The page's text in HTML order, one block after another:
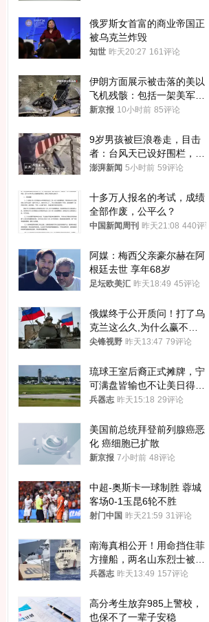
俄罗斯女首富的商业帝国正
被乌克兰炸毁
知世 昨天20:27 161评论
伊朗方面展示被击落的美以
飞机残骸：包括一架美军F-
15战斗机残骸以及多架无人
新京报 10小时前 85评论
9岁男孩被巨浪卷走，目击
者：台风天已设好围栏，一
家四口翻入时保安曾喊话劝
澎湃新闻 5小时前 59评论
十多万人报名的考试，成绩
全部作废，公平么？
中国新闻周刊 昨天21:08 440评论
阿媒：梅西父亲豪尔赫在阿
根廷去世 享年68岁
足坛欧美汇 昨天18:49 45评论
俄媒终于公开质问！打了乌
克兰这么久,为什么赢不了?
答案令人沉默
尖锋视野 昨天13:47 79评论
琉球王室后裔正式摊牌，宁
可满盘皆输也不让美日得
逞，中国成关键
兵器志 昨天15:18 29评论
美国前总统拜登前列腺癌恶
化 癌细胞已扩散
新京报 7小时前 48评论
中超-奥斯卡一球制胜 蓉城
客场0-1玉昆6轮不胜
射门中国 昨天21:59 31评论
南海真相公开！用命挡住菲
方撞船，两名山东烈士被授
武警最高荣誉
兵器志 昨天13:49 157评论
高分考生放弃985上警校，
也保不了一辈子安稳